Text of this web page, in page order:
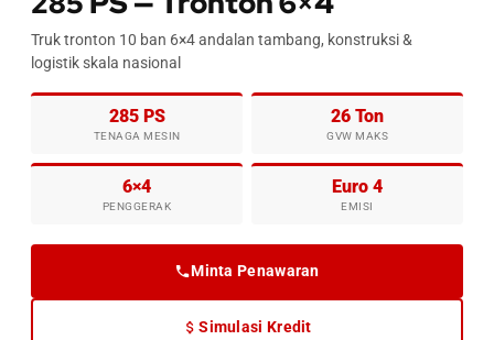
Truk tronton 10 ban 6×4 andalan tambang, konstruksi &
logistik skala nasional
285 PS
TENAGA MESIN
26 Ton
GVW MAKS
6×4
PENGGERAK
Euro 4
EMISI
Minta Penawaran
Simulasi Kredit